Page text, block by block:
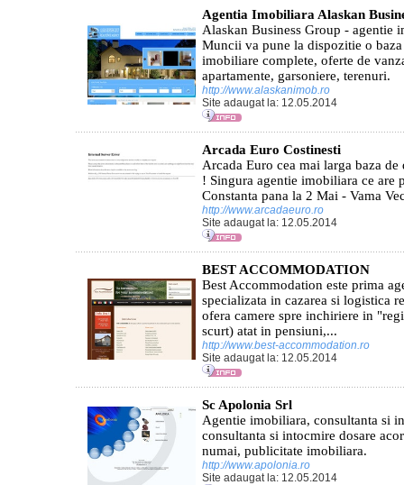
Agentia Imobiliara Alaskan
Alaskan Business Group - agentie
Muncii va pune la dispozitie o
imobiliare complete, oferte de
apartamente, garsoniere, terenuri.
http://www.alaskanimob.ro
Site adaugat la: 12.05.2014
Arcada Euro Costinesti
Arcada Euro cea mai larga baza
! Singura agentie imobiliara ce are
Constanta pana la 2 Mai - Vama
http://www.arcadaeuro.ro
Site adaugat la: 12.05.2014
BEST ACCOMMODATION
Best Accommodation este prima
specializata in cazarea si logistica
ofera camere spre inchiriere in
scurt) atat in pensiuni,...
http://www.best-accommodation.ro
Site adaugat la: 12.05.2014
Sc Apolonia Srl
Agentie imobiliara, consultanta si
consultanta si intocmire dosare
numai, publicitate imobiliara.
http://www.apolonia.ro
Site adaugat la: 12.05.2014